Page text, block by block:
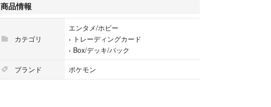
商品情報
カテゴリ
エンタメ/ホビー
› トレーディングカード
› Box/デッキ/パック
ブランド
ポケモン